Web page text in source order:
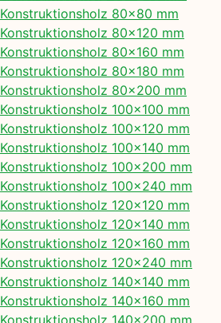
Konstruktionsholz 80×80 mm
Konstruktionsholz 80×120 mm
Konstruktionsholz 80×160 mm
Konstruktionsholz 80×180 mm
Konstruktionsholz 80×200 mm
Konstruktionsholz 100×100 mm
Konstruktionsholz 100×120 mm
Konstruktionsholz 100×140 mm
Konstruktionsholz 100×200 mm
Konstruktionsholz 100×240 mm
Konstruktionsholz 120×120 mm
Konstruktionsholz 120×140 mm
Konstruktionsholz 120×160 mm
Konstruktionsholz 120×240 mm
Konstruktionsholz 140×140 mm
Konstruktionsholz 140×160 mm